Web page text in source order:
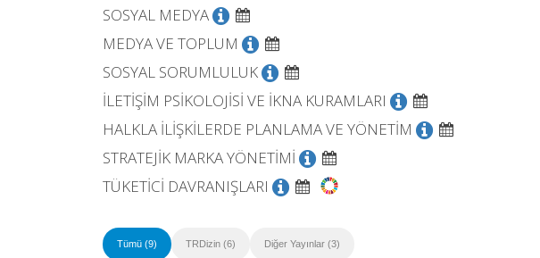
SOSYAL MEDYA
MEDYA VE TOPLUM
SOSYAL SORUMLULUK
İLETİŞİM PSİKOLOJİSİ VE İKNA KURAMLARI
HALKLA İLİŞKİLERDE PLANLAMA VE YÖNETİM
STRATEJİK MARKA YÖNETİMİ
TÜKETİCİ DAVRANIŞLARI
Tümü (9) TRDizin (6) Diğer Yayınlar (3)